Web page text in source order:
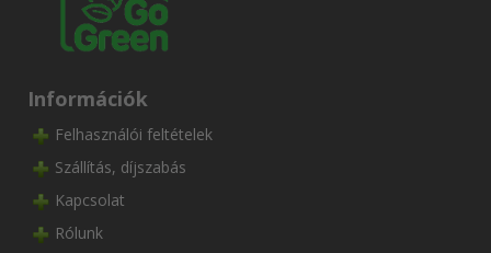
Információk
Felhasználói feltételek
Szállítás, díjszabás
Kapcsolat
Rólunk